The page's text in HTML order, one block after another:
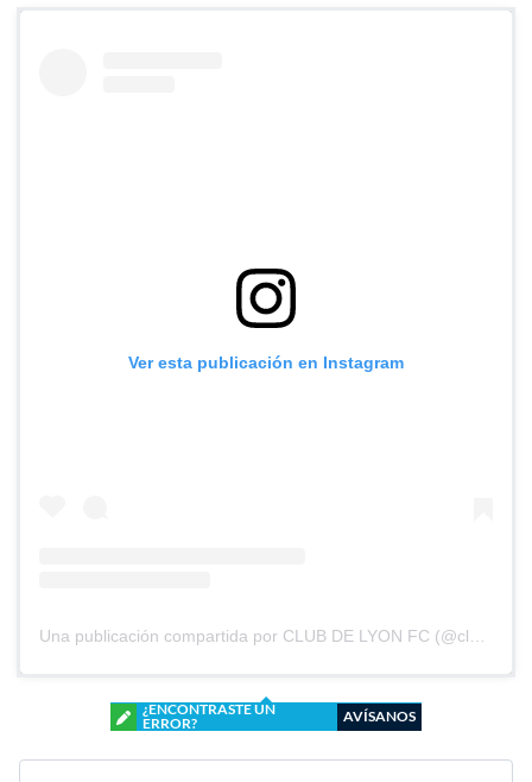
Ver esta publicación en Instagram
Una publicación compartida por CLUB DE LYON FC (@clubdelyonfc)
¿ENCONTRASTE UN
ERROR?
AVÍSANOS